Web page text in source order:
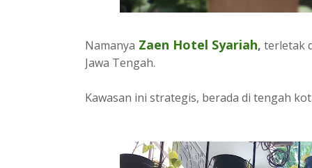
Namanya Zaen Hotel Syariah, terletak
Jawa Tengah.
Kawasan ini strategis, berada di tengah